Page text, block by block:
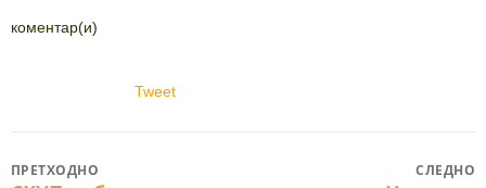
коментар(и)
Tweet
Post
ПРЕТХОДНО СЛЕДНО